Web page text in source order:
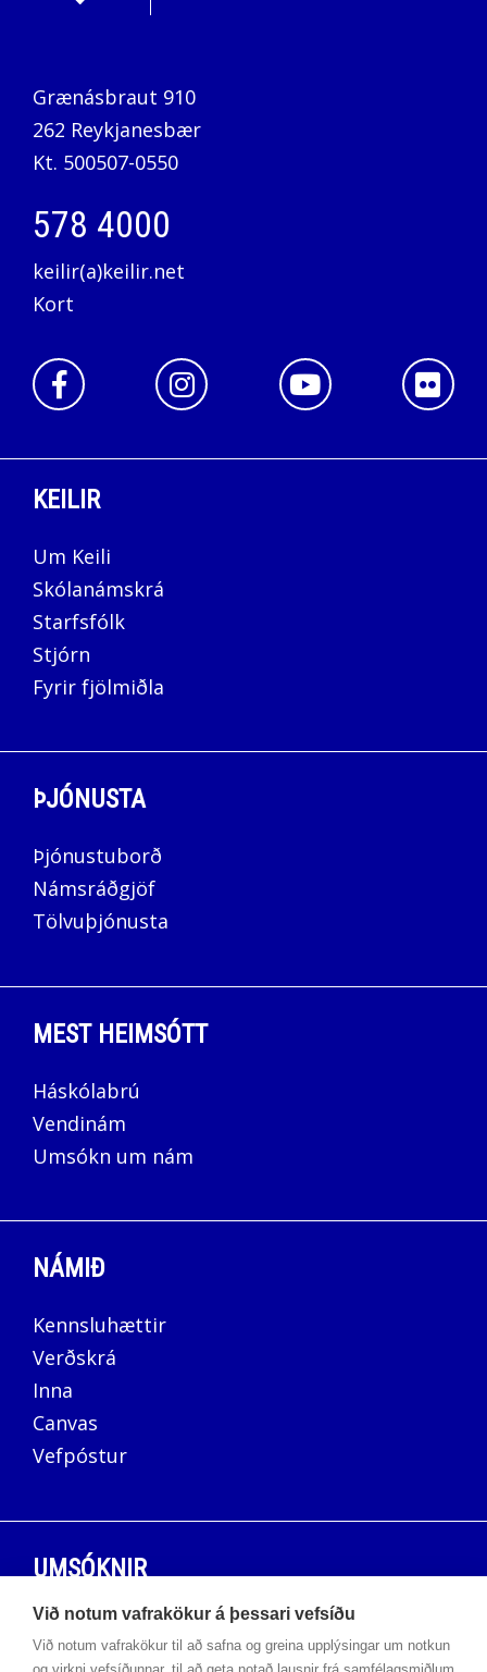
KEILIR
Um Keili
Skólanámskrá
Starfsfólk
Stjórn
Fyrir fjölmiðla
ÞJÓNUSTA
Þjónustuborð
Námsráðgjöf
Tölvuþjónusta
MEST HEIMSÓTT
Háskólabrú
Vendinám
Umsókn um nám
NÁMIÐ
Kennsluhættir
Verðskrá
Inna
Canvas
Vefpóstur
UMSÓKNIR
Umsóknavefur
Grænásbraut 910
262 Reykjanesbær
Kt. 500507-0550
578 4000
keilir(a)keilir.net
Kort
Við notum vafrakökur á þessari vefsíðu
Við notum vafrakökur til að safna og greina upplýsingar um notkun